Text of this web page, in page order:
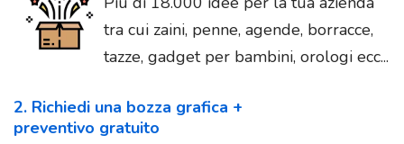
tra cui zaini, penne, agende, borracce,
tazze, gadget per bambini, orologi ecc...
2. Richiedi una bozza grafica +
preventivo gratuito